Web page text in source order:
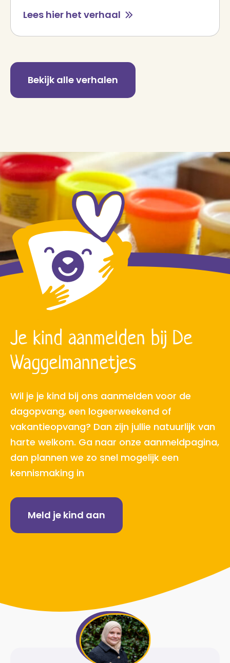
Lees hier het verhaal
Bekijk alle verhalen
Je kind aanmelden bij De
Waggelmannetjes
Wil je je kind bij ons aanmelden voor de
dagopvang, een logeerweekend of
vakantieopvang? Dan zijn jullie natuurlijk van
harte welkom. Ga naar onze aanmeldpagina,
dan plannen we zo snel mogelijk een
kennismaking in
Meld je kind aan